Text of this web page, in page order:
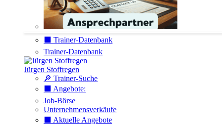
⬛️ Trainer-Datenbank
Trainer-Datenbank
Jürgen Stoffregen
🔎 Trainer-Suche
⬛️ Angebote:
Job-Börse
Unternehmensverkäufe
⬛️ Aktuelle Angebote